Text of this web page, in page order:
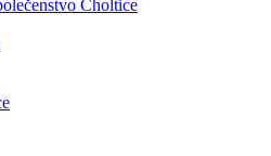
Choltice